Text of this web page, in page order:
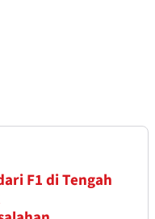
F1 di Tengah